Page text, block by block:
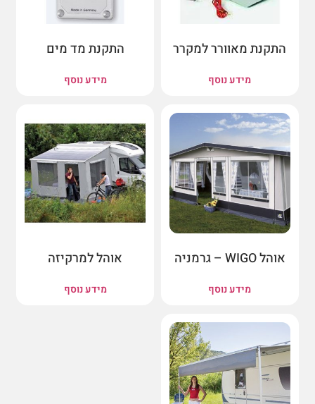
התקנת מאוורר למקרר
מידע נוסף
התקנת מד מים
מידע נוסף
אוהל WIGO – גרמניה
מידע נוסף
אוהל למרקיזה
מידע נוסף